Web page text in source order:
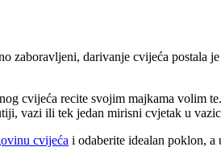
zaboravljeni, darivanje cvijeća postala
cvijeća recite svojim majkama volim te.
vazi ili tek jedan mirisni cvjetak u
cvijeća i odaberite idealan poklon,